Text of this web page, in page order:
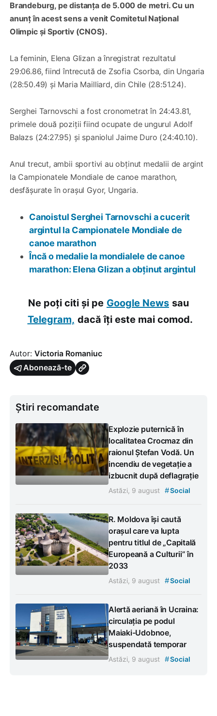
Brandeburg, pe distanța de 5.000 de metri. Cu un
anunț în acest sens a venit Comitetul Național
Olimpic și Sportiv (CNOS).
La feminin, Elena Glizan a înregistrat rezultatul
29:06.86, fiind întrecută de Zsofia Csorba, din Ungaria
(28:50.49) și Maria Mailliard, din Chile (28:51.24).
Serghei Tarnovschi a fost cronometrat în 24:43.81,
primele două poziții fiind ocupate de ungurul Adolf
Balazs (24:27.95) și spaniolul Jaime Duro (24:40.10).
Anul trecut, ambii sportivi au obținut medalii de argint
la Campionatele Mondiale de canoe marathon,
desfășurate în orașul Gyor, Ungaria.
Canoistul Serghei Tarnovschi a cucerit
argintul la Campionatele Mondiale de
canoe marathon
Încă o medalie la mondialele de canoe
marathon: Elena Glizan a obținut argintul
Ne poți citi și pe Google News sau
Telegram, dacă îți este mai comod.
Autor: Victoria Romaniuc
Abonează-te
Știri recomandate
Explozie puternică în
localitatea Crocmaz din
raionul Ștefan Vodă. Un
incendiu de vegetație a
izbucnit după deflagrație
Astăzi, 9 august #Social
R. Moldova își caută
orașul care va lupta
pentru titlul de „Capitală
Europeană a Culturii” în
2033
Astăzi, 9 august #Social
Alertă aeriană în Ucraina:
circulația pe podul
Maiaki-Udobnoe,
suspendată temporar
Astăzi, 9 august #Social